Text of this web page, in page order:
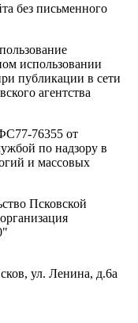
без письменного
использовании
публикации в сети
агентства
76355 от
по надзору в
и массовых
Псковской
ул. Ленина, д.6а